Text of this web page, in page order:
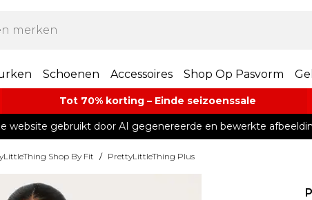
Schoenen Accessoires Shop Op Pasvorm
Tot 70% korting – Einde seizoenssale
website gebruikt door AI gegenereerde en bewerkte
Shop By Fit / PrettyLittleThing Plus